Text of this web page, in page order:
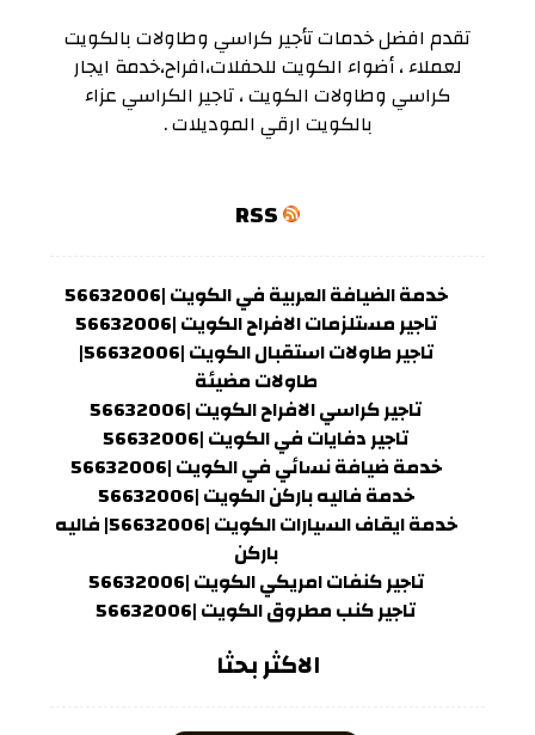
تقدم افضل خدمات تأجير كراسي وطاولات بالكويت
لعملاء ، أضواء الكويت للحفلات،افراح،خدمة ايجار
كراسي وطاولات الكويت ، تاجير الكراسي عزاء
بالكويت ارقي الموديلات .
RSS
خدمة الضيافة العربية في الكويت |56632006
تاجير مستلزمات الافراح الكويت |56632006
تاجير طاولات استقبال الكويت |56632006|
طاولات مضيئة
تاجير كراسي الافراح الكويت |56632006
تاجير دفايات في الكويت |56632006
خدمة ضيافة نسائي في الكويت |56632006
خدمة فاليه باركن الكويت |56632006
خدمة ايقاف السيارات الكويت |56632006| فاليه
باركن
تاجير كنفات امريكي الكويت |56632006
تاجير كنب مطروق الكويت |56632006
الاكثر بحثا